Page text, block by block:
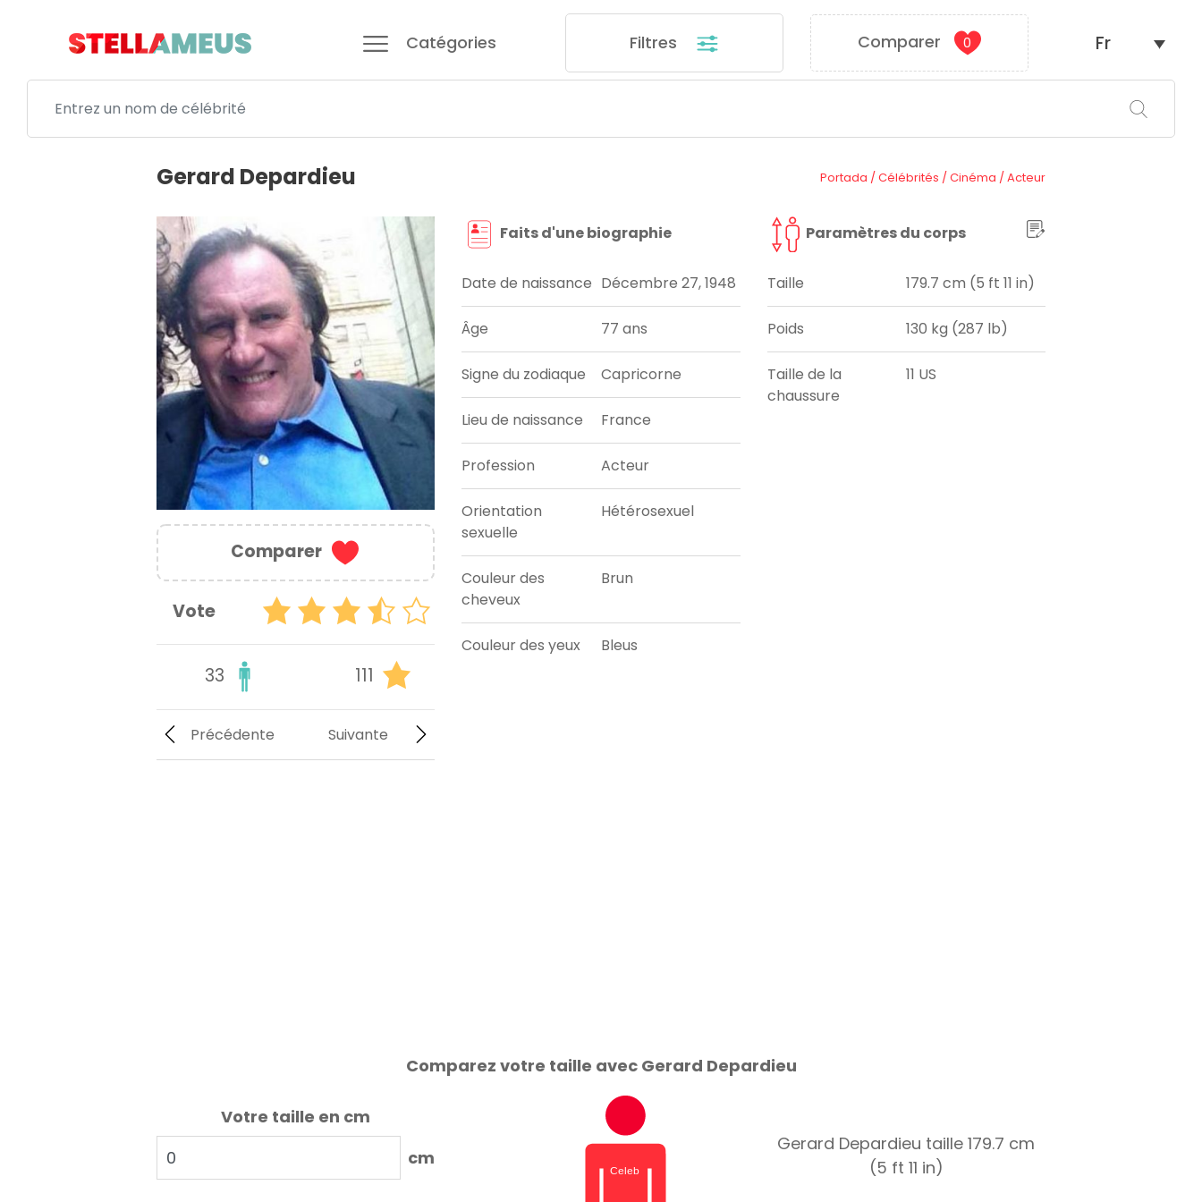
Catégories Filtres Comparer 0 Fr
Gerard Depardieu Portada /Célébrités /Cinéma /Acteur
Comparer
Vote
33 111
Suivante
Précédente
Faits d'une biographie
Date de naissance Décembre 27, 1948
Âge 77 ans
Signe du zodiaque Capricorne
Lieu de naissance France
Profession Acteur
Orientation
sexuelle
Hétérosexuel
Couleur des
cheveux
Brun
Couleur des yeux Bleus
Paramètres du corps
Taille 179.7 cm (5 ft 11 in)
Poids 130 kg (287 lb)
Taille de la
chaussure
11 US
Comparez votre taille avec Gerard Depardieu
Votre taille en cm
cm
Gerard Depardieu taille 179.7 cm
(5 ft 11 in)